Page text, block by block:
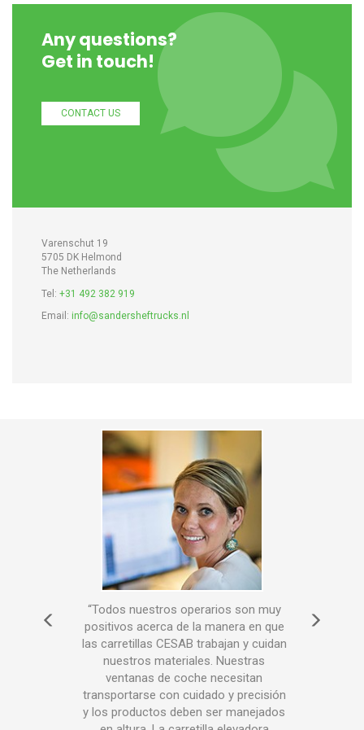
Any questions?
Get in touch!
CONTACT US
Varenschut 19
5705 DK Helmond
The Netherlands
Tel: +31 492 382 919
Email: info@sandersheftrucks.nl
“Todos nuestros operarios son muy
positivos acerca de la manera en que
las carretillas CESAB trabajan y cuidan
nuestros materiales. Nuestras
ventanas de coche necesitan
transportarse con cuidado y precisión
y los productos deben ser manejados